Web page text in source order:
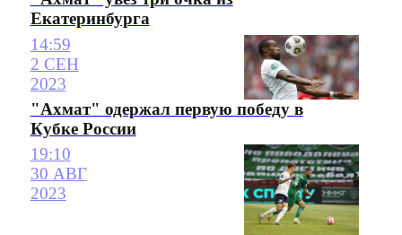
Екатеринбурга
14:59
2 СЕН
2023
"Ахмат" одержал первую победу в
Кубке России
19:10
30 АВГ
2023